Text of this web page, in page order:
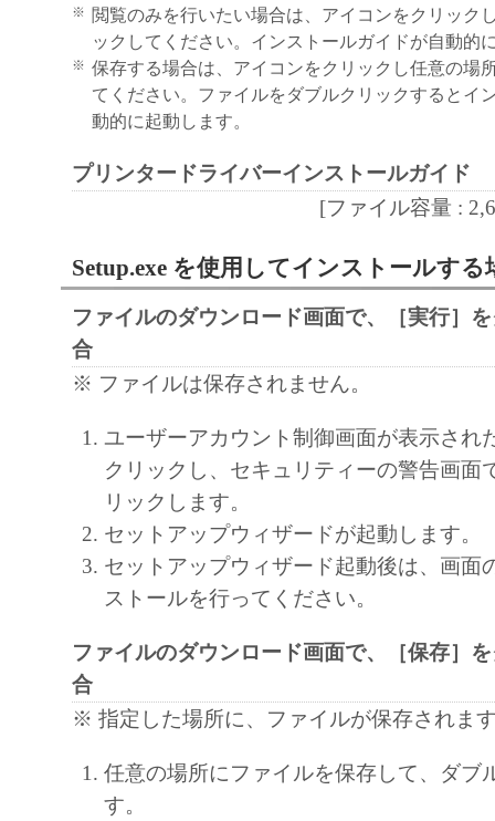
くは貸与その他の方法により、第三者に「
ア」を使用させることはできません。
(2) お客様は、「本ソフトウェア」の全部
正、改変、逆コンパイル、逆アセンブル、
エンジニアリング等することはできません
このような行為をさせてはなりません。
によりキヤノンまたはキヤノンのライセン
す。
４．著作権表示
お客様は、「本ソフトウェア」に含まれる
キヤノンのライセンサーの著作権表示を変
しくは削除してはなりません。
５．保証の否認・免責
(1) 「本ソフトウェア」は、『現状のまま
諾されます。キヤノン、キヤノンのライセ
ンの子会社、キヤノンの関連会社、それら
たは販売店のいずれも、「本ソフトウェア
保証も、明示たると黙示たるとを問わず一
します。
(2) キヤノン、キヤノンのライセンサー、
店のいずれも、「本ソフトウェア」の使用
から生ずるいかなる損害（逸失利益および
※ 閲覧のみを行いたい場合は、アイコンをクリック
ックしてください。インストールガイドが自動的
※ 保存する場合は、アイコンをクリックし任意の場
てください。ファイルをダブルクリックするとイ
動的に起動します。
プリンタードライバーインストールガイド
[ファイル容量 :
Setup.exe を使用してインストールする
ファイルのダウンロード画面で、［実行］
合
※ ファイルは保存されません。
ユーザーアカウント制御画面が表示され
クリックし、セキュリティーの警告画面
リックします。
セットアップウィザードが起動します。
セットアップウィザード起動後は、画面
ストールを行ってください。
ファイルのダウンロード画面で、［保存］
合
※ 指定した場所に、ファイルが保存されま
任意の場所にファイルを保存して、ダブ
す。